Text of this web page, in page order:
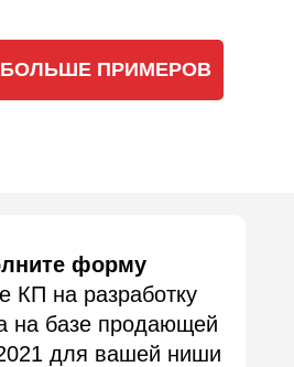
ПРИМЕРОВ
форму
КП на разработку
на базе продающей
для вашей ниши